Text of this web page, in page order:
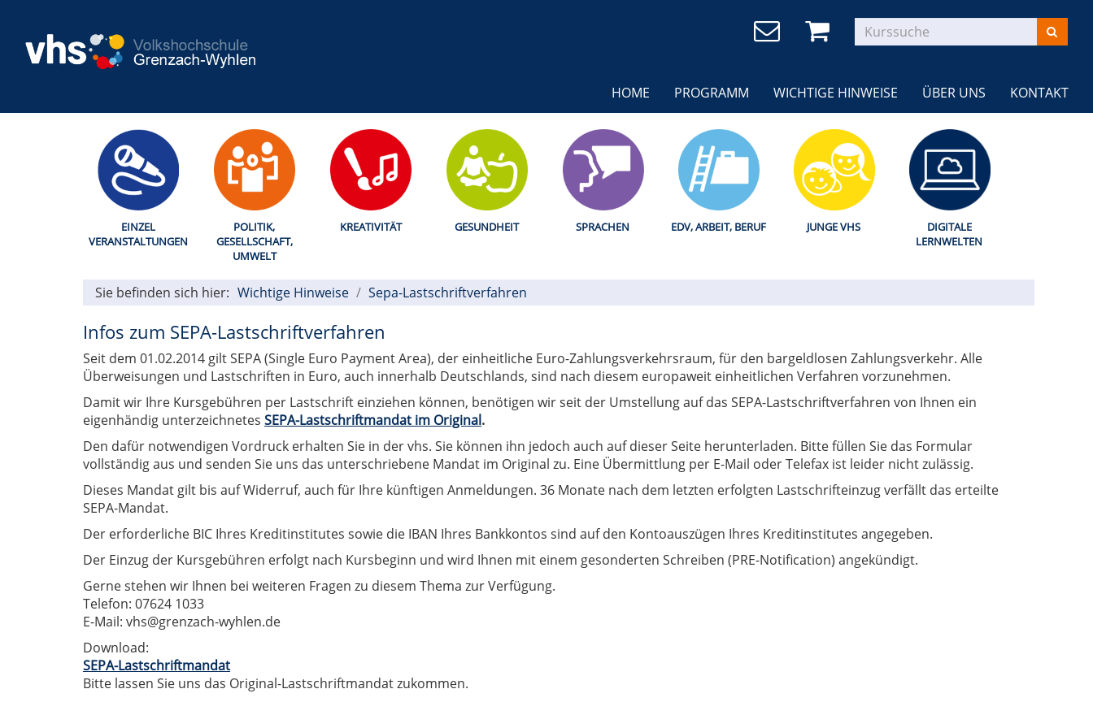
HOME PROGRAMM WICHTIGE HINWEISE ÜBER UNS KONTAKT
EINZEL
VERANSTALTUNGEN
POLITIK,
GESELLSCHAFT,
UMWELT
KREATIVITÄT GESUNDHEIT SPRACHEN EDV, ARBEIT, BERUF JUNGE VHS
DIGITALE
LERNWELTEN
Sie befinden sich hier: Wichtige Hinweise Sepa-Lastschriftverfahren
Infos zum SEPA-Lastschriftverfahren
Seit dem 01.02.2014 gilt SEPA (Single Euro Payment Area), der einheitliche Euro-Zahlungsverkehrsraum, für den bargeldlosen Zahlungsverkehr. Alle
Überweisungen und Lastschriften in Euro, auch innerhalb Deutschlands, sind nach diesem europaweit einheitlichen Verfahren vorzunehmen.
Damit wir Ihre Kursgebühren per Lastschrift einziehen können, benötigen wir seit der Umstellung auf das SEPA-Lastschriftverfahren von Ihnen ein
eigenhändig unterzeichnetes SEPA-Lastschriftmandat im Original.
Den dafür notwendigen Vordruck erhalten Sie in der vhs. Sie können ihn jedoch auch auf dieser Seite herunterladen. Bitte füllen Sie das Formular
vollständig aus und senden Sie uns das unterschriebene Mandat im Original zu. Eine Übermittlung per E-Mail oder Telefax ist leider nicht zulässig.
Dieses Mandat gilt bis auf Widerruf, auch für Ihre künftigen Anmeldungen. 36 Monate nach dem letzten erfolgten Lastschrifteinzug verfällt das erteilte
SEPA-Mandat.
Der erforderliche BIC Ihres Kreditinstitutes sowie die IBAN Ihres Bankkontos sind auf den Kontoauszügen Ihres Kreditinstitutes angegeben.
Der Einzug der Kursgebühren erfolgt nach Kursbeginn und wird Ihnen mit einem gesonderten Schreiben (PRE-Notification) angekündigt.
Gerne stehen wir Ihnen bei weiteren Fragen zu diesem Thema zur Verfügung.
Telefon: 07624 1033
E-Mail: vhs@grenzach-wyhlen.de
Download:
SEPA-Lastschriftmandat
Bitte lassen Sie uns das Original-Lastschriftmandat zukommen.